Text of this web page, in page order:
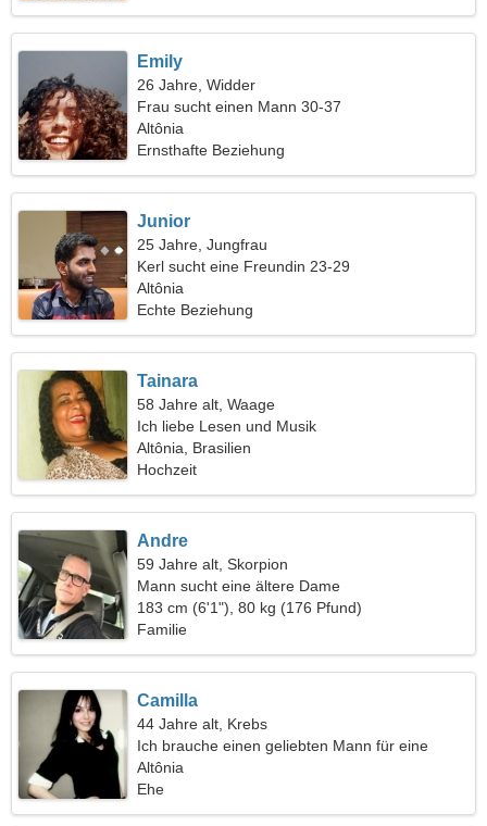
Emily
26 Jahre, Widder
Frau sucht einen Mann 30-37
Altônia
Ernsthafte Beziehung
Junior
25 Jahre, Jungfrau
Kerl sucht eine Freundin 23-29
Altônia
Echte Beziehung
Tainara
58 Jahre alt, Waage
Ich liebe Lesen und Musik
Altônia, Brasilien
Hochzeit
Andre
59 Jahre alt, Skorpion
Mann sucht eine ältere Dame
183 cm (6'1"), 80 kg (176 Pfund)
Familie
Camilla
44 Jahre alt, Krebs
Ich brauche einen geliebten Mann für eine
Familie
Altônia
Ehe